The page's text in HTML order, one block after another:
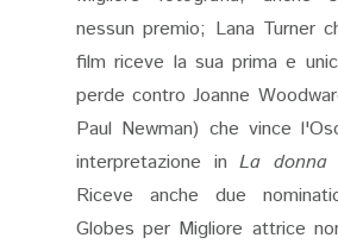
nessun premio; Lana Turner
film riceve la sua prima e
perde contro Joanne
Paul Newman) che vince
interpretazione in La
Riceve anche due
Globes per Migliore attrice